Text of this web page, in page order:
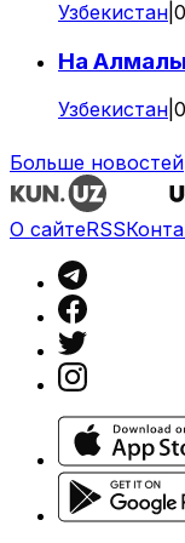
Узбекистан
На
Узбекистан
Больше новостей
О сайтеRSS